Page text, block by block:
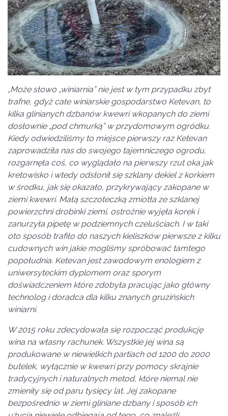
„Może słowo „winiarnia” nie jest w tym przypadku zbyt
trafne, gdyż całe winiarskie gospodarstwo Ketevan, to
kilka glinianych dzbanów kwewri wkopanych do ziemi
dosłownie „pod chmurką” w przydomowym ogródku.
Kiedy odwiedziliśmy to miejsce pierwszy raz Ketevan
zaprowadziła nas do swojego tajemniczego ogrodu,
rozgarnęła coś, co wyglądało na pierwszy rzut oka jak
kretowisko i wtedy odsłonił się szklany dekiel z korkiem
w środku, jak się okazało, przykrywający zakopane w
ziemi kwewri. Małą szczoteczką zmiotła ze szklanej
powierzchni drobinki ziemi, ostrożnie wyjęła korek i
zanurzyła pipetę w podziemnych czeluściach. I w taki
oto sposób trafiło do naszych kieliszków pierwsze z kilku
cudownych win jakie mogliśmy spróbować tamtego
popołudnia. Ketevan jest zawodowym enologiem z
uniwersyteckim dyplomem oraz sporym
doświadczeniem które zdobyła pracując jako główny
technolog i doradca dla kilku znanych gruzińskich
winiarni.
W 2015 roku zdecydowała się rozpocząć produkcję
wina na własny rachunek. Wszystkie jej wina są
produkowane w niewielkich partiach od 1200 do 2000
butelek, wyłącznie w kwewri przy pomocy skrajnie
tradycyjnych i naturalnych metod, które niemal nie
zmieniły się od paru tysięcy lat. Jej zakopane
bezpośrednio w ziemi gliniane dzbany i sposób ich